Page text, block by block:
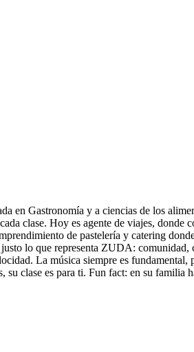
en Gastronomía y a ciencias de los
clase. Hoy es agente de viajes,
de pastelería y catering
lo que representa ZUDA:
La música siempre es
clase es para ti. Fun fact: en su